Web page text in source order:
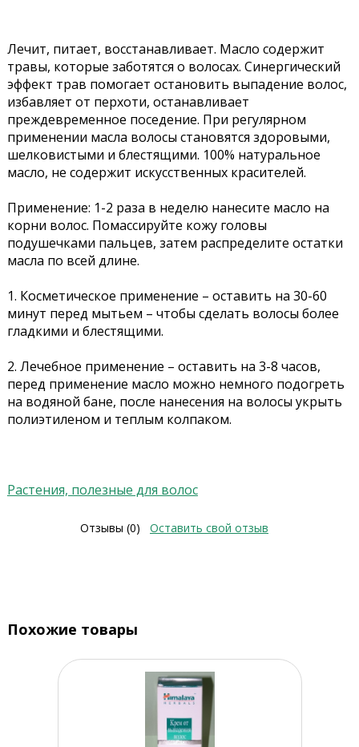
Лечит, питает, восстанавливает. Масло содержит
травы, которые заботятся о волосах. Синергический
эффект трав помогает остановить выпадение волос,
избавляет от перхоти, останавливает
преждевременное поседение. При регулярном
применении масла волосы становятся здоровыми,
шелковистыми и блестящими. 100% натуральное
масло, не содержит искусственных красителей.
Применение: 1-2 раза в неделю нанесите масло на
корни волос. Помассируйте кожу головы
подушечками пальцев, затем распределите остатки
масла по всей длине.
1. Косметическое применение – оставить на 30-60
минут перед мытьем – чтобы сделать волосы более
гладкими и блестящими.
2. Лечебное применение – оставить на 3-8 часов,
перед применение масло можно немного подогреть
на водяной бане, после нанесения на волосы укрыть
полиэтиленом и теплым колпаком.
Растения, полезные для волос
Отзывы (0) Оставить свой отзыв
Похожие товары